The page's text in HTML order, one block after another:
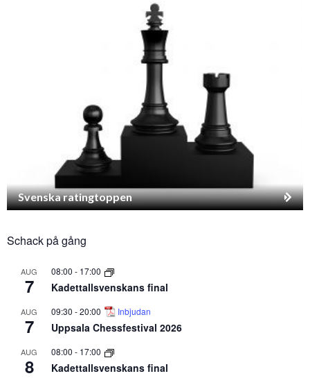
Svenska ratingtoppen
Schack på gång
AUG
7
08:00 - 17:00
Kadettallsvenskans final
AUG
7
09:30 -20:00 Inbjudan
Uppsala Chessfestival 2026
AUG
8
08:00 - 17:00
Kadettallsvenskans final